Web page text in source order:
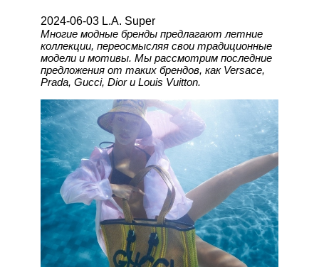
2024-06-03 L.A. Super
Многие модные бренды предлагают летние
коллекции, переосмысляя свои традиционные
модели и мотивы. Мы рассмотрим последние
предложения от таких брендов, как Versace,
Prada, Gucci, Dior и Louis Vuitton.